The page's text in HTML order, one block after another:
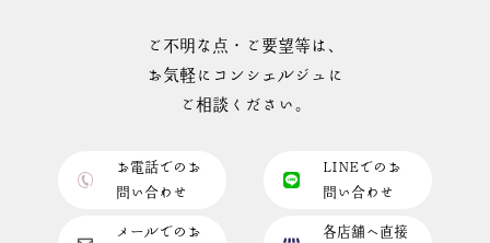
ご不明な点・ご要望等は、
お気軽にコンシェルジュに
ご相談ください。
お電話でのお
問い合わせ
LINEでのお
問い合わせ
メールでのお
各店舗へ直接